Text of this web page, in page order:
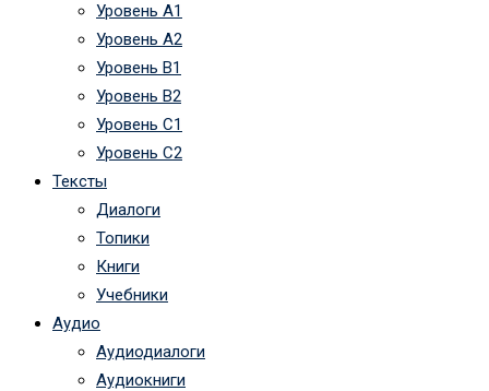
Уровень А1
Уровень А2
Уровень B1
Уровень B2
Уровень C1
Уровень C2
Тексты
Диалоги
Топики
Книги
Учебники
Аудио
Аудиодиалоги
Аудиокниги